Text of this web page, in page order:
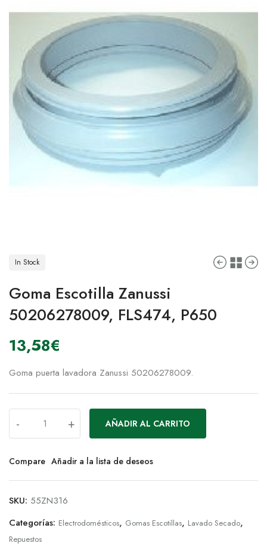
In Stock
Goma Escotilla Zanussi
50206278009, FLS474, P650
13,58€
Goma puerta lavadora Zanussi 50206278009.
- + AÑADIR AL CARRITO
Compare Añadir a la lista de deseos
SKU: 55ZN316
Categorías: Electrodomésticos, Gomas Escotillas, Lavado Secado,
Repuestos